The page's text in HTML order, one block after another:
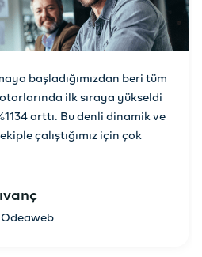
başladığımızdan beri tüm
ilk sıraya yükseldi
arttı. Bu denli dinamik ve
çalıştığımız için çok